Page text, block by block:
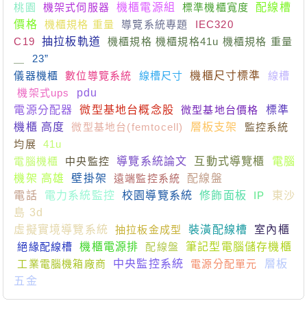
桃園
機架式伺服器 機櫃電源組 標準機櫃寬度
配線槽
價格
機櫃規格 重量 導覽系統專題
IEC320
C19
抽拉板軌道
機櫃規格 機櫃規格41u 機櫃規格 重量
23”
儀器機櫃
數位導覽系統 線槽尺寸 機櫃尺寸標準
線槽
機架式ups
pdu
電源分配器
微型基地台概念股 微型基地台價格
標準
機櫃 高度
微型基地台(femtocell) 層板支架
監控系統
均展
41u
電腦機櫃
中央監控 導覽系統論文 互動式導覽櫃
電腦
機架 高雄
壁掛架 遠端監控系統
配線盤
電話
電力系統監控 校園導覽系統 修飾面板 IP
東沙
島 3d
虛擬實境導覽系統
抽拉板金成型 裝潢配線槽
室內櫃
絕緣配線槽
機櫃電源排 配線盤
筆記型電腦儲存機櫃
工業電腦機箱廠商
中央監控系統 電源分配單元
層板
五金